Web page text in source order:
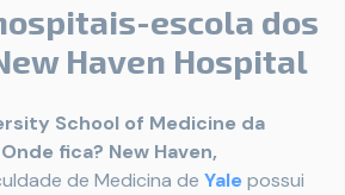
escola dos
Haven Hospital
School of Medicine da
Onde fica? New Haven,
de Medicina de Yalepossui